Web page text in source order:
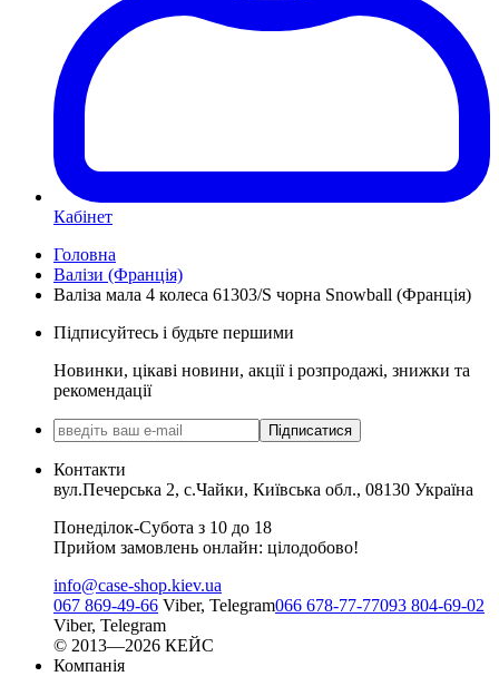
Кабінет
Головна
Валізи (Франція)
Валіза мала 4 колеса 61303/S чорна Snowball (Франція)
Підписуйтесь і будьте першими
Новинки, цікаві новини, акції і розпродажі, знижки та
рекомендації
Підписатися
Контакти
вул.Печерська 2, с.Чайки, Київська обл., 08130 Україна
Понеділок-Субота з 10 до 18
Прийом замовлень онлайн: цілодобово!
info@case-shop.kiev.ua
067 869-49-66 Viber, Telegram066 678-77-77093 804-69-02
Viber, Telegram
© 2013—2026 КЕЙС
Компанія